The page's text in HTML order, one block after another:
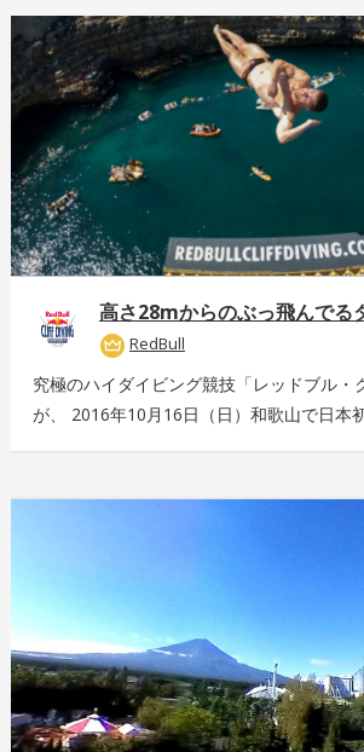
RedBull
究極のハイダイビング競技「レッドブル・
が、 2016年10月16日（日）和歌山で日本
こちら：http://www.redbull.com/cliff-diving